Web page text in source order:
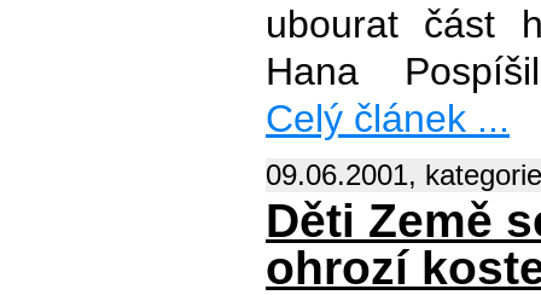
ubourat část
Hana
Celý článek ...
09.06.2001,
Děti Země
ohrozí